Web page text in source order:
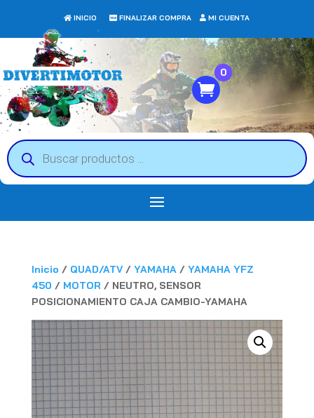
INICIO FINALIZAR COMPRA MI CUENTA
Búsqueda
de
productos
0
Inicio / QUAD/ATV/ YAMAHA/ YAMAHA YFZ
450 / MOTOR/ NEUTRO, SENSOR
POSICIONAMIENTO CAJA CAMBIO-YAMAHA